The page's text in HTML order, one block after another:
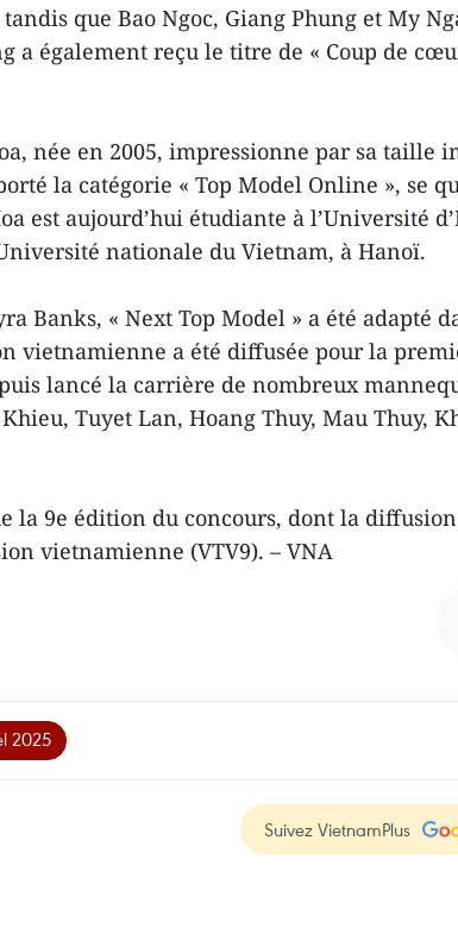
que Bao Ngoc, Giang Phung et My
a également reçu le titre de « Coup de
née en 2005, impressionne par sa taille
la catégorie « Top Model Online », se
est aujourd’hui étudiante à l’Université
nationale du Vietnam, à Hanoï.
Banks, « Next Top Model » a été adapté
vietnamienne a été diffusée pour la
lancé la carrière de nombreux
Tuyet Lan, Hoang Thuy, Mau Thuy,
la 9e édition du concours, dont la
vietnamienne (VTV9). – VNA
2025
Suivez VietnamPlus